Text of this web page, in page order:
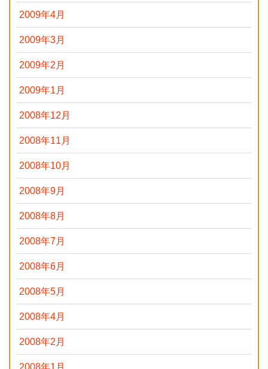
2009年4月
2009年3月
2009年2月
2009年1月
2008年12月
2008年11月
2008年10月
2008年9月
2008年8月
2008年7月
2008年6月
2008年5月
2008年4月
2008年2月